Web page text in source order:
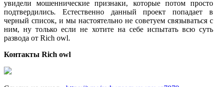
увидели мошеннические признаки, которые потом просто
подтвердились. Естественно данный проект попадает в
черный список, и мы настоятельно не советуем связываться с
ним, ну только если не хотите на себе испытать всю суть
развода от Rich owl.
Контакты Rich owl